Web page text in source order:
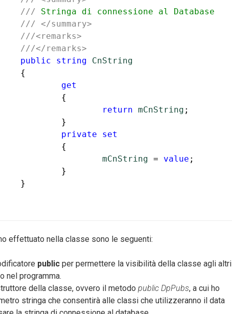
/// Stringa di connessione al Database
/// </summary>
///<remarks>
///</remarks>
public
string
CnString
get
return mCnString ;
private
set
mCnString = value ;
effettuato nella classe sono le seguenti:
publicper permettere la visibilità della classe agli altri
nel programma.
della classe, ovvero il metodo public DpPubs, a cui ho
stringa che consentirà alle classi che utilizzeranno il data